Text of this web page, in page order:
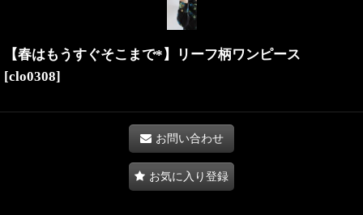
【春はもうすぐそこまで*】リーフ柄ワンピース
[clo0308]
お問い合わせ
お気に入り登録